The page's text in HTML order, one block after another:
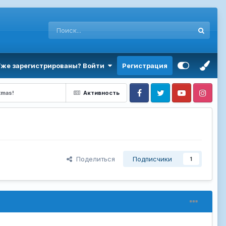
зарегистрированы? Войти Регистрация
Активность
FacebookTwitter YoutubeInstagram
Поделиться Подписчики 1